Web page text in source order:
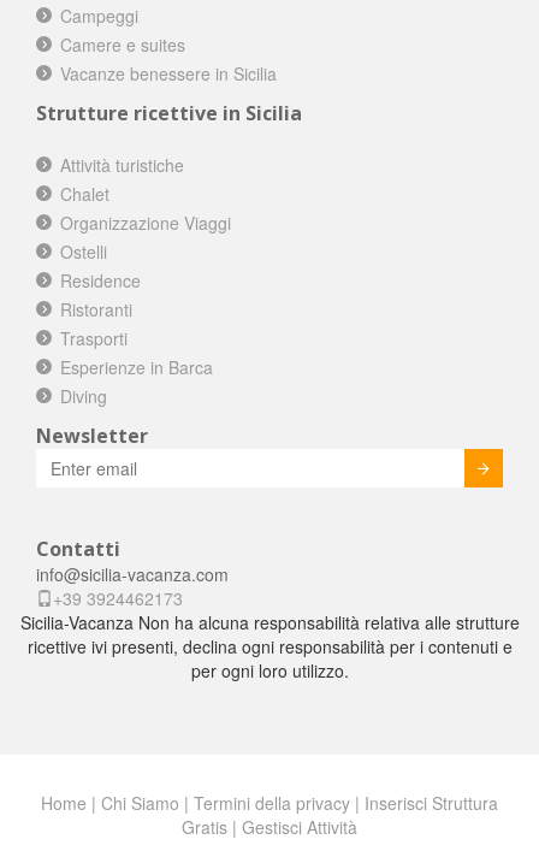
Campeggi
Camere e suites
Vacanze benessere in Sicilia
Strutture ricettive in Sicilia
Attività turistiche
Chalet
Organizzazione Viaggi
Ostelli
Residence
Ristoranti
Trasporti
Esperienze in Barca
Diving
Newsletter
Contatti
info@sicilia-vacanza.com
+39 3924462173
Sicilia-Vacanza Non ha alcuna responsabilità relativa alle strutture
ricettive ivi presenti, declina ogni responsabilità per i contenuti e
per ogni loro utilizzo.
Home | Chi Siamo | Termini della privacy | Inserisci Struttura
Gratis | Gestisci Attività